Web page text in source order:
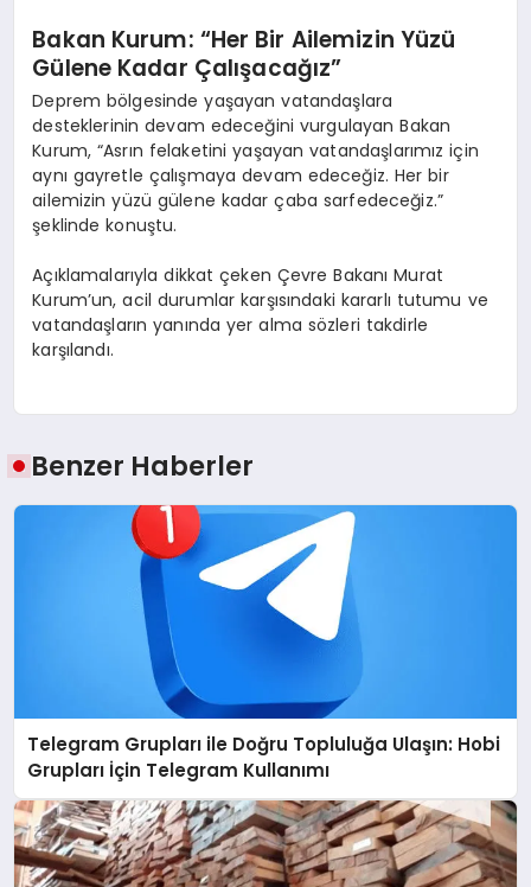
Bakan Kurum: “Her Bir Ailemizin Yüzü
Gülene Kadar Çalışacağız”
Deprem bölgesinde yaşayan vatandaşlara
desteklerinin devam edeceğini vurgulayan Bakan
Kurum, “Asrın felaketini yaşayan vatandaşlarımız için
aynı gayretle çalışmaya devam edeceğiz. Her bir
ailemizin yüzü gülene kadar çaba sarfedeceğiz.”
şeklinde konuştu.
Açıklamalarıyla dikkat çeken Çevre Bakanı Murat
Kurum’un, acil durumlar karşısındaki kararlı tutumu ve
vatandaşların yanında yer alma sözleri takdirle
karşılandı.
Benzer Haberler
Telegram Grupları ile Doğru Topluluğa Ulaşın: Hobi
Grupları İçin Telegram Kullanımı